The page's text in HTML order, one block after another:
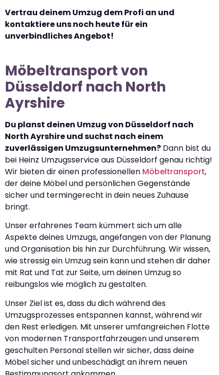
Vertrau deinem Umzug dem Profi an und
kontaktiere uns noch heute für ein
unverbindliches Angebot!
Möbeltransport von
Düsseldorf nach North
Ayrshire
Du planst deinen Umzug von Düsseldorf nach
North Ayrshire und suchst nach einem
zuverlässigen Umzugsunternehmen? Dann bist du
bei Heinz Umzugsservice aus Düsseldorf genau richtig!
Wir bieten dir einen professionellen Möbeltransport,
der deine Möbel und persönlichen Gegenstände
sicher und termingerecht in dein neues Zuhause
bringt.
Unser erfahrenes Team kümmert sich um alle
Aspekte deines Umzugs, angefangen von der Planung
und Organisation bis hin zur Durchführung. Wir wissen,
wie stressig ein Umzug sein kann und stehen dir daher
mit Rat und Tat zur Seite, um deinen Umzug so
reibungslos wie möglich zu gestalten.
Unser Ziel ist es, dass du dich während des
Umzugsprozesses entspannen kannst, während wir
den Rest erledigen. Mit unserer umfangreichen Flotte
von modernen Transportfahrzeugen und unserem
geschulten Personal stellen wir sicher, dass deine
Möbel sicher und unbeschädigt an ihrem neuen